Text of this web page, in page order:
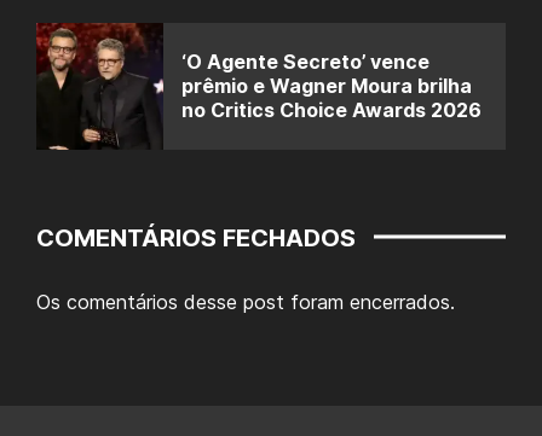
‘O Agente Secreto’ vence
prêmio e Wagner Moura brilha
no Critics Choice Awards 2026
COMENTÁRIOS FECHADOS
Os comentários desse post foram encerrados.